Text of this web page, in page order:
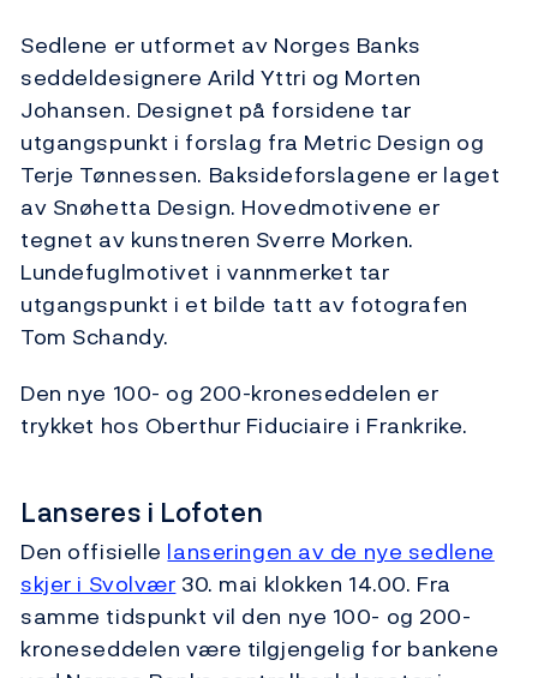
Sedlene er utformet av Norges Banks
seddeldesignere Arild Yttri og Morten
Johansen. Designet på forsidene tar
utgangspunkt i forslag fra Metric Design og
Terje Tønnessen. Baksideforslagene er laget
av Snøhetta Design. Hovedmotivene er
tegnet av kunstneren Sverre Morken.
Lundefuglmotivet i vannmerket tar
utgangspunkt i et bilde tatt av fotografen
Tom Schandy.
Den nye 100- og 200-kroneseddelen er
trykket hos Oberthur Fiduciaire i Frankrike.
Lanseres i Lofoten
Den offisielle lanseringen av de nye sedlene
skjer i Svolvær 30. mai klokken 14.00. Fra
samme tidspunkt vil den nye 100- og 200-
kroneseddelen være tilgjengelig for bankene